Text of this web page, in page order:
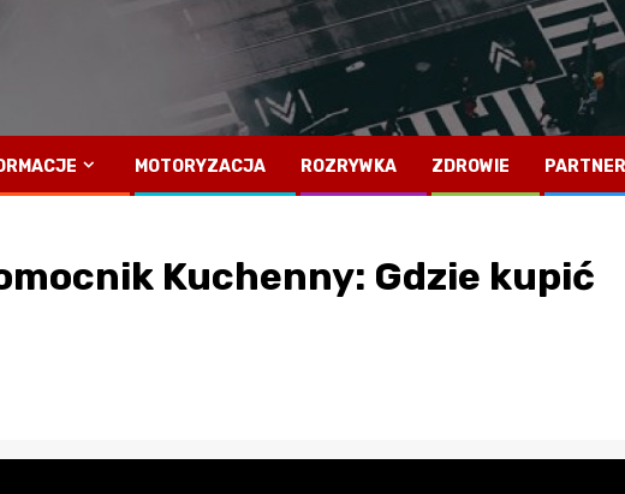
MOTORYZACJA ROZRYWKA ZDROWIE
Kuchenny: Gdzie kupić